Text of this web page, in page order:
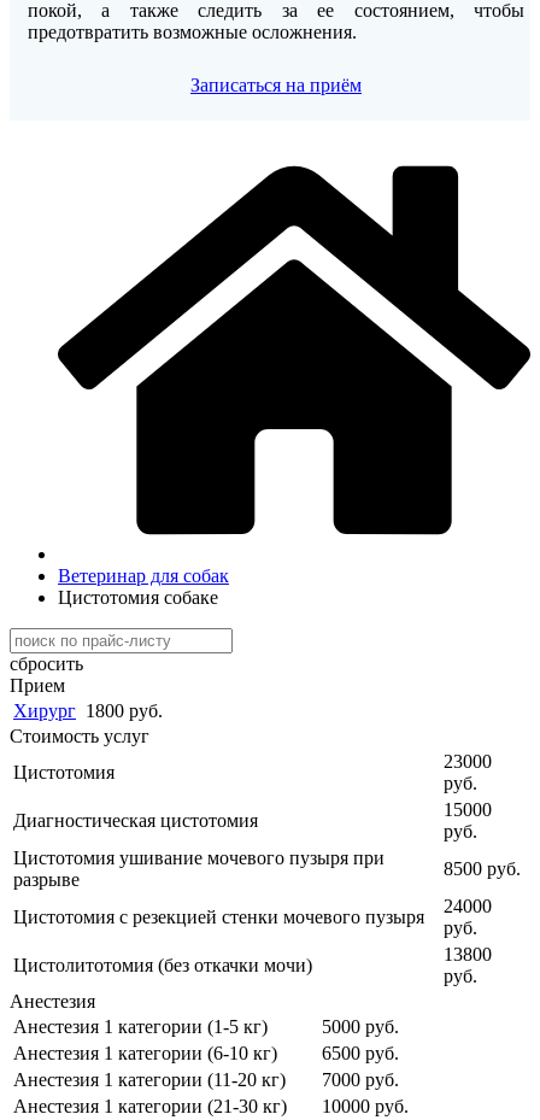
покой, а также следить за ее состоянием, чтобы
предотвратить возможные осложнения.
Записаться на приём
Ветеринар для собак
Цистотомия собаке
сбросить
Прием
Хирург 1800 руб.
Стоимость услуг
Цистотомия
23000
руб.
Диагностическая цистотомия
15000
руб.
Цистотомия ушивание мочевого пузыря при
разрыве
8500 руб.
Цистотомия с резекцией стенки мочевого пузыря
24000
руб.
Цистолитотомия (без откачки мочи)
13800
руб.
Анестезия
Анестезия 1 категории (1-5 кг)
5000 руб.
Анестезия 1 категории (6-10 кг)
6500 руб.
Анестезия 1 категории (11-20 кг)
7000 руб.
Анестезия 1 категории (21-30 кг)
10000 руб.